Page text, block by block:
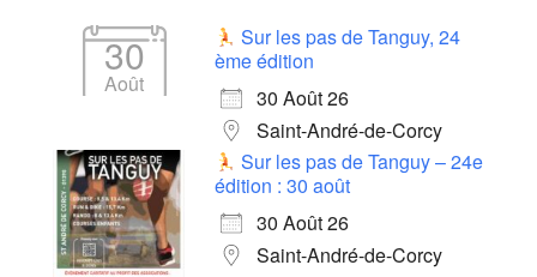
30
Août
Sur les pas de Tanguy, 24
ème édition
30 Août 26
Saint-André-de-Corcy
Sur les pas de Tanguy – 24e
édition : 30 août
30 Août 26
Saint-André-de-Corcy